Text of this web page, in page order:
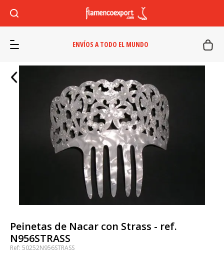
ENVÍOS A TODO EL MUNDO
Peinetas de Nacar con Strass - ref.
N956STRASS
Ref: 50252N956STRASS